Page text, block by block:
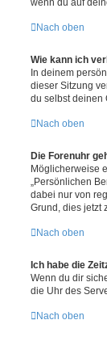
Nach oben
Wie kann ich
In deinem
dieser Sitzung
du selbst deinen
Nach oben
Die Forenuhr
Möglicherweise
„Persönlichen
dabei nur von
Grund, dies jetzt
Nach oben
Ich habe die
Wenn du dir
die Uhr des
Nach oben